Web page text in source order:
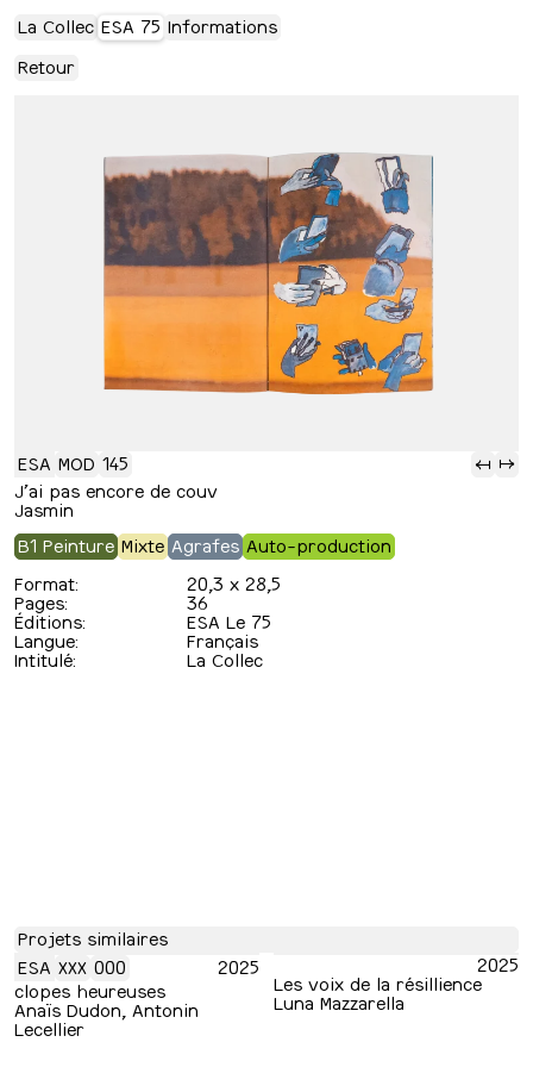
La Collec ESA 75 Informations
Retour
⇢ ⇢
ESA MOD 145
J’ai pas encore de couv
Jasmin
B1 Peinture Mixte Agrafes Auto-production
Format:
20,3 x 28,5
Pages:
36
Éditions:
ESA Le 75
Langue:
Français
Intitulé:
La Collec
Projets similaires
ESA XXX 000
2025
clopes heureuses
Anaïs Dudon, Antonin
Lecellier
2025
Les voix de la résillience
Luna Mazzarella